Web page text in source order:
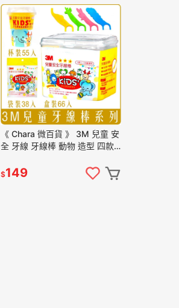
《 Chara 微百貨 》 3M 兒童 安
全 牙線 牙線棒 動物 造型 四款
以上
$149